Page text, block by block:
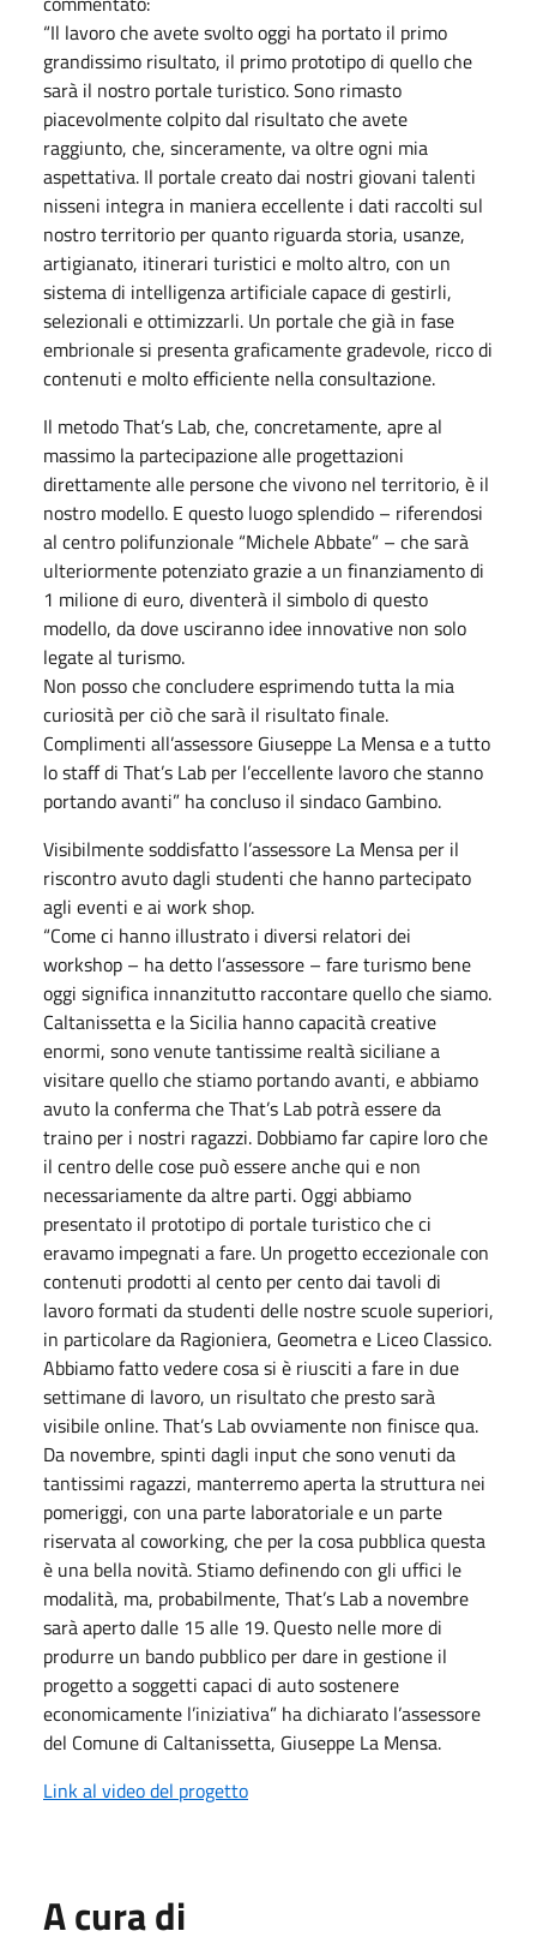
“Il lavoro che avete svolto oggi ha portato il primo
grandissimo risultato, il primo prototipo di quello che
sarà il nostro portale turistico. Sono rimasto
piacevolmente colpito dal risultato che avete
raggiunto, che, sinceramente, va oltre ogni mia
aspettativa. Il portale creato dai nostri giovani talenti
nisseni integra in maniera eccellente i dati raccolti sul
nostro territorio per quanto riguarda storia, usanze,
artigianato, itinerari turistici e molto altro, con un
sistema di intelligenza artificiale capace di gestirli,
selezionali e ottimizzarli. Un portale che già in fase
embrionale si presenta graficamente gradevole, ricco di
contenuti e molto efficiente nella consultazione.
Il metodo That’s Lab, che, concretamente, apre al
massimo la partecipazione alle progettazioni
direttamente alle persone che vivono nel territorio, è il
nostro modello. E questo luogo splendido – riferendosi
al centro polifunzionale “Michele Abbate” – che sarà
ulteriormente potenziato grazie a un finanziamento di
1 milione di euro, diventerà il simbolo di questo
modello, da dove usciranno idee innovative non solo
legate al turismo.
Non posso che concludere esprimendo tutta la mia
curiosità per ciò che sarà il risultato finale.
Complimenti all’assessore Giuseppe La Mensa e a tutto
lo staff di That’s Lab per l’eccellente lavoro che stanno
portando avanti” ha concluso il sindaco Gambino.
Visibilmente soddisfatto l’assessore La Mensa per il
riscontro avuto dagli studenti che hanno partecipato
agli eventi e ai work shop.
“Come ci hanno illustrato i diversi relatori dei
workshop – ha detto l’assessore – fare turismo bene
oggi significa innanzitutto raccontare quello che siamo.
Caltanissetta e la Sicilia hanno capacità creative
enormi, sono venute tantissime realtà siciliane a
visitare quello che stiamo portando avanti, e abbiamo
avuto la conferma che That’s Lab potrà essere da
traino per i nostri ragazzi. Dobbiamo far capire loro che
il centro delle cose può essere anche qui e non
necessariamente da altre parti. Oggi abbiamo
presentato il prototipo di portale turistico che ci
eravamo impegnati a fare. Un progetto eccezionale con
contenuti prodotti al cento per cento dai tavoli di
lavoro formati da studenti delle nostre scuole superiori,
in particolare da Ragioniera, Geometra e Liceo Classico.
Abbiamo fatto vedere cosa si è riusciti a fare in due
settimane di lavoro, un risultato che presto sarà
visibile online. That’s Lab ovviamente non finisce qua.
Da novembre, spinti dagli input che sono venuti da
tantissimi ragazzi, manterremo aperta la struttura nei
pomeriggi, con una parte laboratoriale e un parte
riservata al coworking, che per la cosa pubblica questa
è una bella novità. Stiamo definendo con gli uffici le
modalità, ma, probabilmente, That’s Lab a novembre
sarà aperto dalle 15 alle 19. Questo nelle more di
produrre un bando pubblico per dare in gestione il
progetto a soggetti capaci di auto sostenere
economicamente l’iniziativa” ha dichiarato l’assessore
del Comune di Caltanissetta, Giuseppe La Mensa.
Link al video del progetto
A cura di